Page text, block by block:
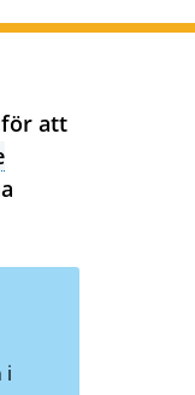
för att
i